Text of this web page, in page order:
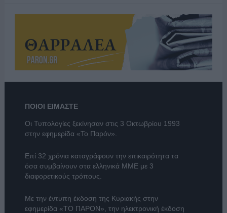
ΠΟΙΟΙ ΕΙΜΑΣΤΕ
Οι Τυπολογίες ξεκίνησαν στις 3 Οκτωβρίου 1993
στην εφημερίδα «Το Παρόν».
Επί 32 χρόνια καταγράφουν την επικαιρότητα τα
όσα συμβαίνουν στα ελληνικά ΜΜΕ με 3
διαφορετικούς τρόπους.
Με την έντυπη έκδοση της Κυριακής στην
εφημερίδα «ΤΟ ΠΑΡΟΝ» , την ηλεκτρονική έκδοση